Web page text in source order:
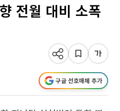
전월 대비 소폭
구글 선호매체 추가